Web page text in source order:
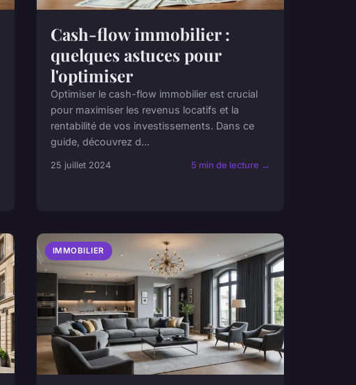
Cash-flow immobilier :
quelques astuces pour
l'optimiser
Optimiser le cash-flow immobilier est crucial
pour maximiser les revenus locatifs et la
rentabilité de vos investissements. Dans ce
guide, découvrez d...
25 juillet 2024 5 min de lecture →
IMMOBILIER